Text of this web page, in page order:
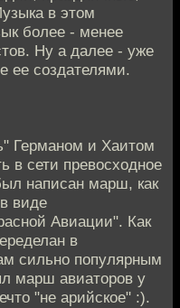
в этом
более - менее
Ну а далее - уже
ее создателями.
Германом и Хаитом
в сети превосходное
написан марш, как
виде
Авиации". Как
в
сильно популярным
марш авиаторов у
"не арийское" :).